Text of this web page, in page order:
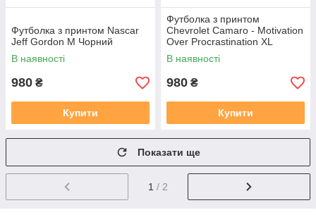
Футболка з принтом Nascar
Jeff Gordon M Чорний
В наявності
980 ₴
Купити
Футболка з принтом
Chevrolet Camaro - Motivation
Over Procrastination XL
Чорний
В наявності
980 ₴
Купити
Показати ще
1 / 2